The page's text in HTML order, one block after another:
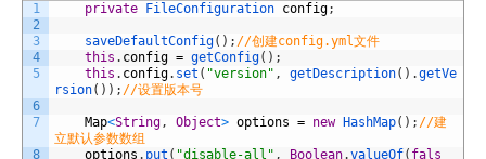
1
2
3
4
5
6
7
8
private FileConfiguration config;
saveDefaultConfig( ) ; //创建config.yml文件
this . config = getConfig( ) ;
this . config. set ( "version" , getDescription( ) .getVe
rsion( ) ) ; //设置版本号
Map<String, Object> options = new HashMap( ) ; //建
立默认参数数组
options . put ( "disable-all" , Boolean.valueOf( fals